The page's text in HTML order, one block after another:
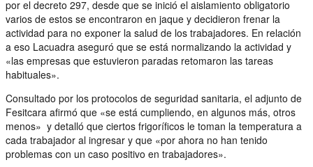
por el decreto 297, desde que se inició el aislamiento obligatorio
varios de estos se encontraron en jaque y decidieron frenar la
actividad para no exponer la salud de los trabajadores. En relación
a eso Lacuadra aseguró que se está normalizando la actividad y
«las empresas que estuvieron paradas retomaron las tareas
habituales».
Consultado por los protocolos de seguridad sanitaria, el adjunto de
Fesitcara afirmó que «se está cumpliendo, en algunos más, otros
menos» y detalló que ciertos frigoríficos le toman la temperatura a
cada trabajador al ingresar y que «por ahora no han tenido
problemas con un caso positivo en trabajadores».